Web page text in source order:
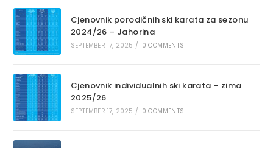
Cjenovnik porodičnih ski karata za sezonu
2024/26 – Jahorina
SEPTEMBER 17, 2025 / 0 COMMENTS
Cjenovnik individualnih ski karata – zima
2025/26
SEPTEMBER 17, 2025 / 0 COMMENTS